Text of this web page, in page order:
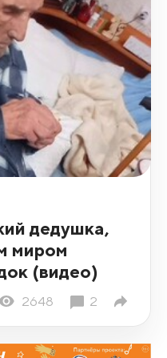
дедушка,
миром
(видео)
2648 2